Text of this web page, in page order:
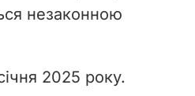
незаконною
2025 року.